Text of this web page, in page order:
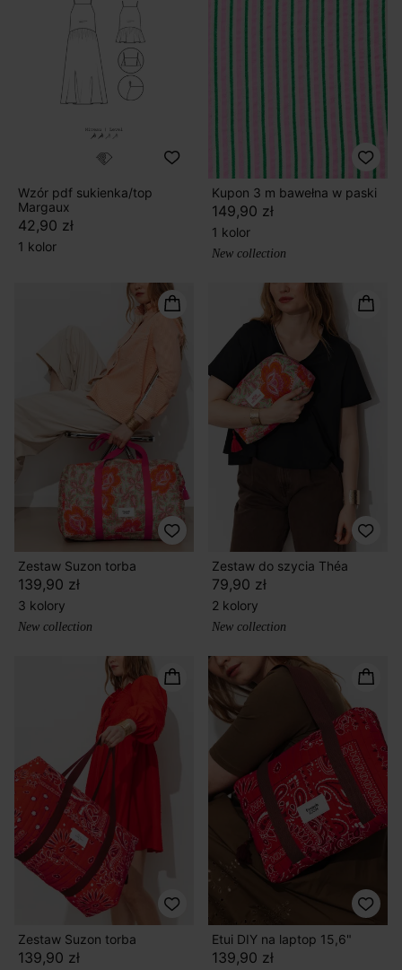
Wzór pdf sukienka/top
Margaux
42,90 zł
1 kolor
Kupon 3 m bawełna w paski
149,90 zł
1 kolor
New collection
Zestaw Suzon torba
139,90 zł
3 kolory
New collection
Zestaw do szycia Théa
79,90 zł
2 kolory
New collection
Zestaw Suzon torba
139,90 zł
Etui DIY na laptop 15,6"
139,90 zł